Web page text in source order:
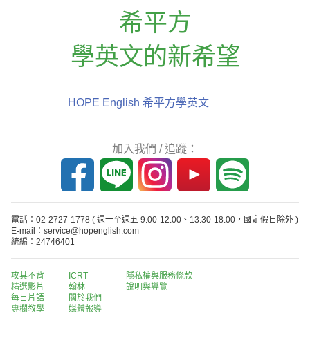
希平方
學英文的新希望
HOPE English 希平方學英文
加入我們 / 追蹤：
電話：02-2727-1778 ( 週一至週五 9:00-12:00、13:30-18:00，國定假日除外 )
E-mail：service@hopenglish.com
統編：24746401
攻其不背
精選影片
每日片語
專欄教學
ICRT
翰林
關於我們
媒體報導
隱私權與服務條款
說明與導覽